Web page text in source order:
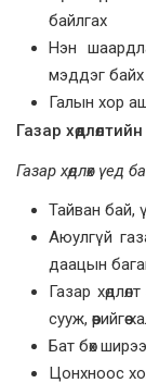
байлгах
Нэн
мэддэг байх
Галын хор
Газар
Газар хөдлөх үед
Тайван бай,
Аюулгүй
даацын
Газар
сууж, өөрийгөө
Бат бөх
Цонхноос